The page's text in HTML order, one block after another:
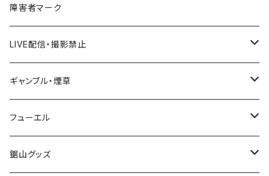
国道600～699号線
国道700～799号線
ROUTE600～699号線
ROUTE700～799号線
ROUTE 600～699号線
ROUTE 700～799号線
ROUTE 600～699号線
ROUTE 700～799号線
秋田県
Tシャツ
ステッカー
山形県
福島県
茨城県
栃木県
障害者マーク
LIVE配信・撮影禁止
LIVE配信禁止
撮影禁止
ギャンブル・煙草
ホテルキーホルダー
たばこ・禁煙ステッカー
フューエル
ステッカー
鋸山グッズ